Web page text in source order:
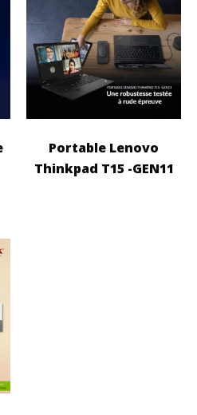
Portable Lenovo
Thinkpad T15 -GEN11